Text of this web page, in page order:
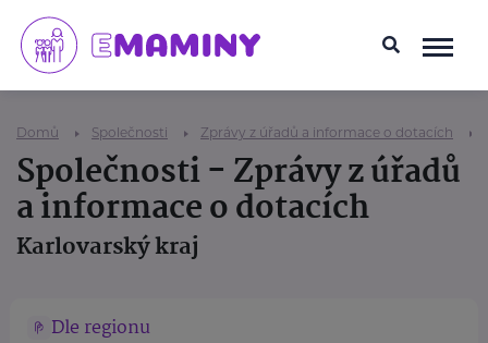
Domů Společnosti Zprávy z úřadů a informace o dotacích
Společnosti - Zprávy z úřadů
a informace o dotacích
Karlovarský kraj
Dle regionu